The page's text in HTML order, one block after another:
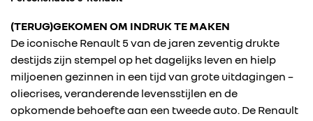
(TERUG)GEKOMEN OM INDRUK TE MAKEN
De iconische Renault 5 van de jaren zeventig drukte
destijds zijn stempel op het dagelijks leven en hielp
miljoenen gezinnen in een tijd van grote uitdagingen –
oliecrises, veranderende levensstijlen en de
opkomende behoefte aan een tweede auto. De Renault